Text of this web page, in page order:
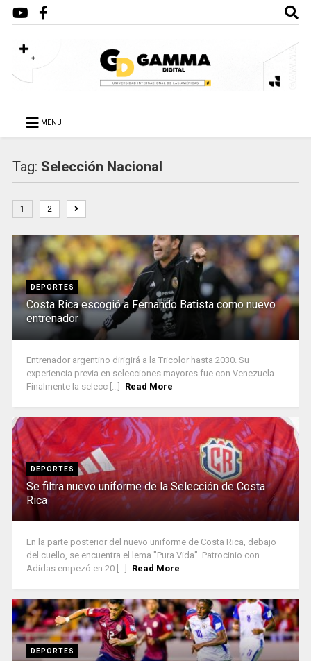
MENU
Tag: Selección Nacional
1 2
DEPORTES
Costa Rica escogió a Fernando Batista como nuevo
entrenador
Entrenador argentino dirigirá a la Tricolor hasta 2030. Su
experiencia previa en selecciones mayores fue con Venezuela.
Finalmente la selecc [...]
Read More
DEPORTES
Se filtra nuevo uniforme de la Selección de Costa
Rica
En la parte posterior del nuevo uniforme de Costa Rica, debajo
del cuello, se encuentra el lema "Pura Vida". Patrocinio con
Adidas empezó en 20 [...]
Read More
DEPORTES